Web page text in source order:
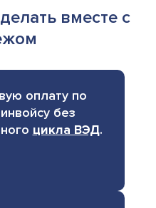
вместе с
оплату по
без
цикла ВЭД.